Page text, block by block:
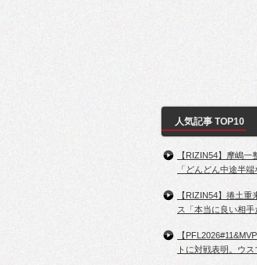
人気記事 TOP10
【RIZIN54】摩嶋
「どんどん中途半
【RIZIN54】捲土
ス「本当に良い相手
【
トに対戦表明。ウス